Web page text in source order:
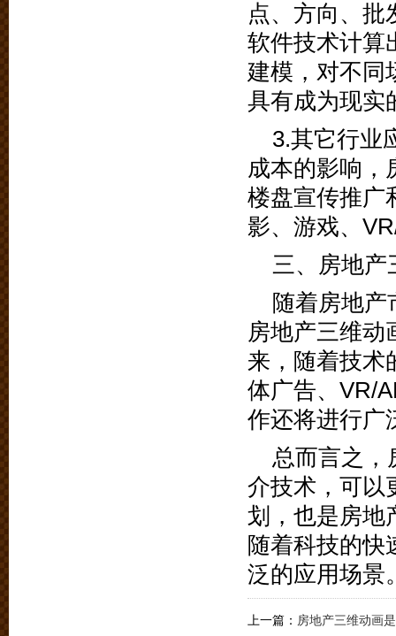
点、方向、批
软件技术计算
建模，对不同
具有成为现实
3.其它行业
成本的影响，
楼盘宣传推广
影、游戏、
三、房地产
随着房地
房地产三维动
来，随着技术
体广告、VR/
作还将进行广
总而言之，
介技术，可以
划，也是房地
随着科技的快
泛的应用场景
上一篇： 房地产三维动画